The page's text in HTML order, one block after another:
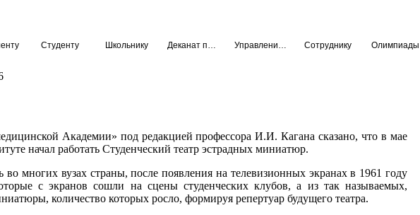
Студенту Школьнику Сотруднику Олимпиады
Академии» под редакцией профессора И.И. Кагана сказано, что в мае
начал работать Студенческий театр эстрадных миниатюр.
многих вузах страны, после появления на телевизионных экранах в 1961 году
с экранов сошли на сцены студенческих клубов, а из так называемых,
количество которых росло, формируя репертуар будущего театра.